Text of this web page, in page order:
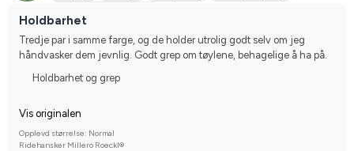
Holdbarhet
Tredje par i samme farge, og de holder utrolig godt selv om jeg
håndvasker dem jevnlig. Godt grep om tøylene, behagelige å ha på.
Holdbarhet og grep
Vis originalen
Opplevd størrelse: Normal
Ridehansker Millero Roeckl®